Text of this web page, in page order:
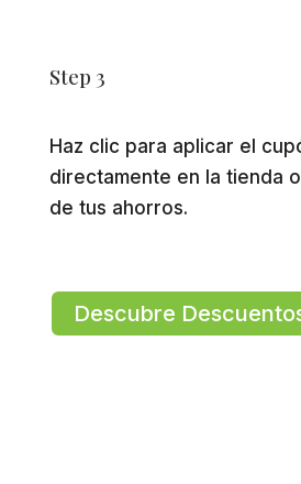
Step 3
Haz clic para aplicar el
directamente en la tienda
de tus ahorros.
Descubre